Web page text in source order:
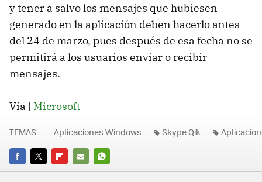
y tener a salvo los mensajes que hubiesen
generado en la aplicación deben hacerlo antes
del 24 de marzo, pues después de esa fecha no se
permitirá a los usuarios enviar o recibir
mensajes.
Vía | Microsoft
FACEBOOK
TWITTERFLIPBOARD
E-
WHATSAPP
TEMAS Aplicaciones Windows Skype Qik